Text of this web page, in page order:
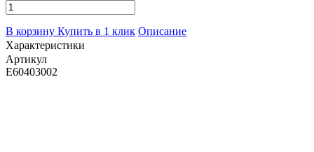
В корзину Купить в 1 клик Описание
Характеристики
Артикул
E60403002